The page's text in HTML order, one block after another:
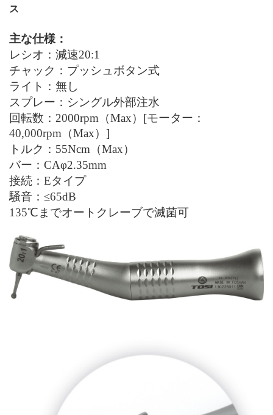
ス
主な仕様：
レシオ：減速20:1
チャック：プッシュボタン式
ライト：無し
スプレー：シングル外部注水
回転数： 2000rpm（Max）[モーター：
40,000rpm（Max）]
トルク： 55Ncm（Max）
バー： CAφ2.35mm
接続： Eタイプ
騒音： ≤65dB
135℃までオートクレーブで滅菌可